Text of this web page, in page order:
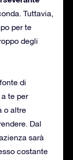
Tuttavia,
per te
degli
di
te per
o altre
Dal
sarà
costante